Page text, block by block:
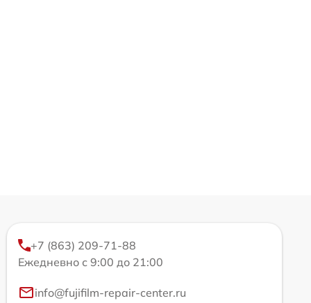
+7 (863) 209-71-88
Ежедневно с 9:00 до 21:00
info@fujifilm-repair-center.ru